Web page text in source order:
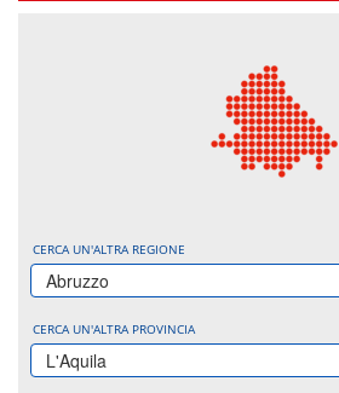
CERCA UN'ALTRA REGIONE
Abruzzo
CERCA UN'ALTRA PROVINCIA
L'Aquila